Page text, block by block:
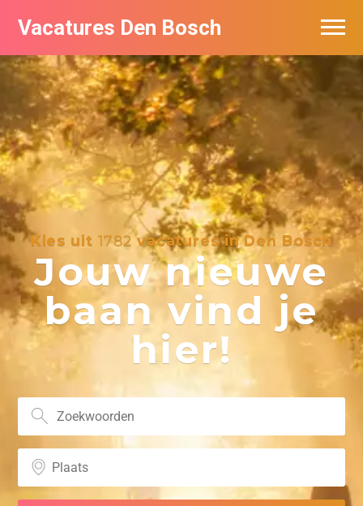
Vacatures Den Bosch
Kies uit 1782vacatures in Den Bosch
Jouw nieuwe
baan vind je
hier!
Vacatures per bedrijf in Den Bosch
De populairste vacatures in Den Bosch